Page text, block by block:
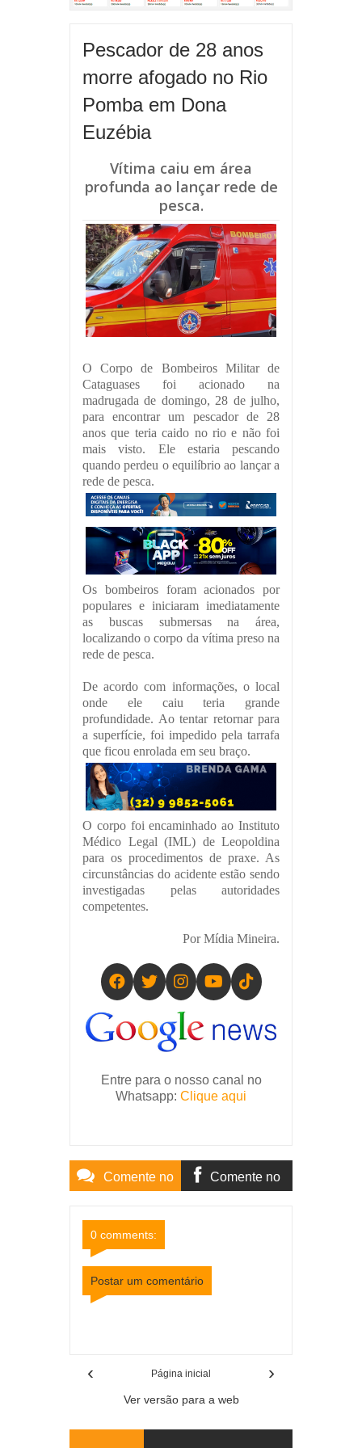
Pescador de 28 anos
morre afogado no Rio
Pomba em Dona
Euzébia
Vítima caiu em área
profunda ao lançar rede de
pesca.
O Corpo de Bombeiros Militar de
Cataguases foi acionado na
madrugada de domingo, 28 de julho,
para encontrar um pescador de 28
anos que teria caido no rio e não foi
mais visto. Ele estaria pescando
quando perdeu o equilíbrio ao lançar a
rede de pesca.
Os bombeiros foram acionados por
populares e iniciaram imediatamente
as buscas submersas na área,
localizando o corpo da vítima preso na
rede de pesca.
De acordo com informações, o local
onde ele caiu teria grande
profundidade. Ao tentar retornar para
a superfície, foi impedido pela tarrafa
que ficou enrolada em seu braço.
O corpo foi encaminhado ao Instituto
Médico Legal (IML) de Leopoldina
para os procedimentos de praxe. As
circunstâncias do acidente estão sendo
investigadas pelas autoridades
competentes.
Por Mídia Mineira.
Entre para o nosso canal no
Whatsapp: Clique aqui
Comente no Comente no
0 comments:
Postar um comentário
‹ ›
Página inicial
Ver versão para a web